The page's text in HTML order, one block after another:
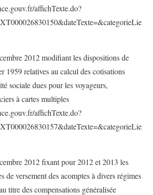
affichTexte.do?
2012 modifiant les dispositions de
1959 relatives au calcul des cotisations
sociale dues pour les voyageurs,
à cartes multiples
affichTexte.do?
2012 fixant pour 2012 et 2013 les
de versement des acomptes à divers régimes
titre des compensations généralisée